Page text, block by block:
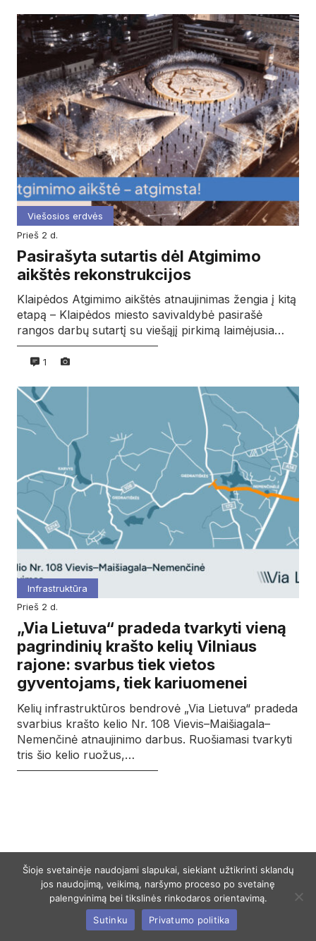
Viešosios erdvės
prieš 2 d.
Pasirašyta sutartis dėl Atgimimo
aikštės rekonstrukcijos
Klaipėdos Atgimimo aikštės atnaujinimas žengia į kitą
etapą – Klaipėdos miesto savivaldybė pasirašė
rangos darbų sutartį su viešąjį pirkimą laimėjusia…
1
Infrastruktūra
prieš 2 d.
„Via Lietuva“ pradeda tvarkyti vieną
pagrindinių krašto kelių Vilniaus
rajone: svarbus tiek vietos
gyventojams, tiek kariuomenei
Kelių infrastruktūros bendrovė „Via Lietuva“ pradeda
svarbius krašto kelio Nr. 108 Vievis–Maišiagala–
Nemenčinė atnaujinimo darbus. Ruošiamasi tvarkyti
tris šio kelio ruožus,…
Šioje svetainėje naudojami slapukai, siekiant užtikrinti sklandų
jos naudojimą, veikimą, naršymo proceso po svetainę
palengvinimą bei tikslinės rinkodaros orientavimą.
Sutinku
Privatumo politika